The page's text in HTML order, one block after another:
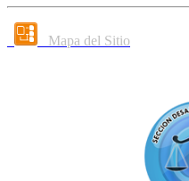
Mapa del Sitio